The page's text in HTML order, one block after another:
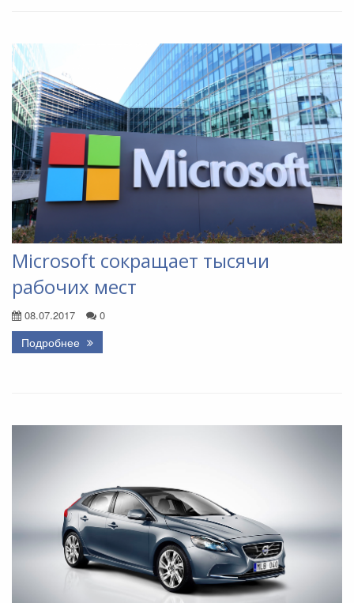
Microsoft сокращает тысячи
рабочих мест
08.07.2017 0
Подробнее